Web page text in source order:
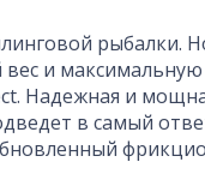
рыбалки.
и
Надежная и
в самый